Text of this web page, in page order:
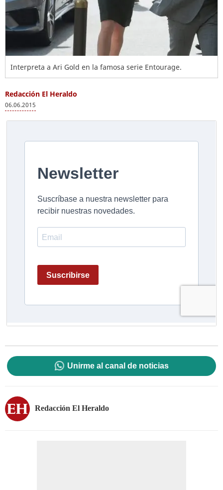
Interpreta a Ari Gold en la famosa serie Entourage.
Redacción El Heraldo
06.06.2015
Unirme al canal de noticias
Redacción El Heraldo